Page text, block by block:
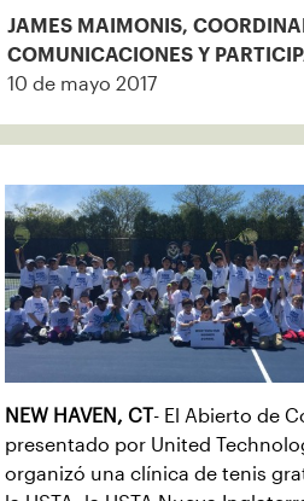
JAMES MAIMONIS,
COMUNICACIONES Y
10 de mayo 2017
NEW HAVEN, CT- El Abierto de
presentado por United
organizó una clínica de tenis